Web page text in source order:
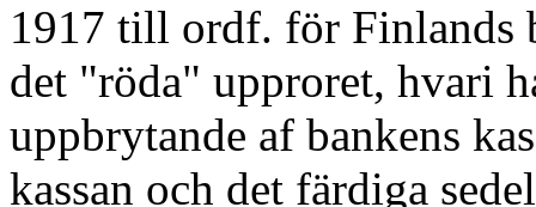
1917 till ordf. för Finlands
det "röda" upproret, hvari
uppbrytande af bankens
kassan och det färdiga